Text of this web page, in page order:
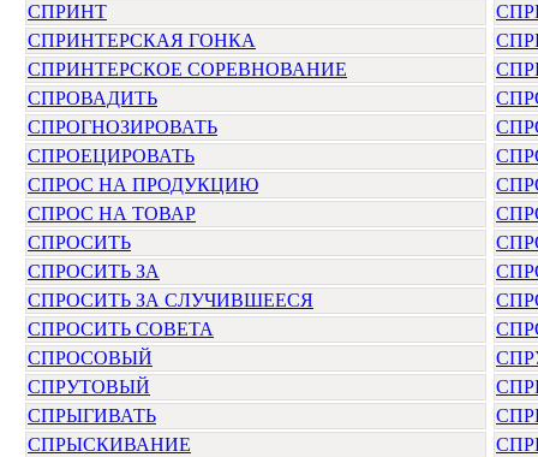
СПРИНТ
СПРИНТЕРСКАЯ ГОНКА
СПРИНТЕРСКОЕ СОРЕВНОВАНИЕ
СПРОВАДИТЬ
СПРОГНОЗИРОВАТЬ
СПРОЕЦИРОВАТЬ
СПРОС НА ПРОДУКЦИЮ
СПРОС НА ТОВАР
СПРОСИТЬ
СПРОСИТЬ ЗА
СПРОСИТЬ ЗА СЛУЧИВШЕЕСЯ
СПРОСИТЬ СОВЕТА
СПРОСОВЫЙ
СПРУТОВЫЙ
СПРЫГИВАТЬ
СПРЫСКИВАНИЕ